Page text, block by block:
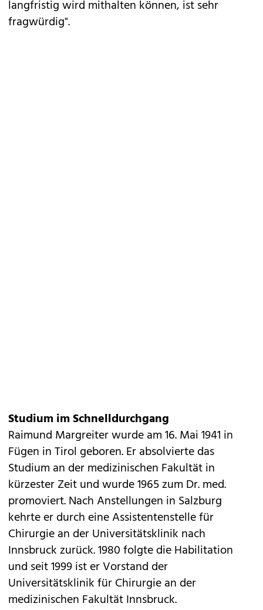
langfristig wird mithalten können, ist sehr
fragwürdig".
Studium im Schnelldurchgang
Raimund Margreiter wurde am 16. Mai 1941 in
Fügen in Tirol geboren. Er absolvierte das
Studium an der medizinischen Fakultät in
kürzester Zeit und wurde 1965 zum Dr. med.
promoviert. Nach Anstellungen in Salzburg
kehrte er durch eine Assistentenstelle für
Chirurgie an der Universitätsklinik nach
Innsbruck zurück. 1980 folgte die Habilitation
und seit 1999 ist er Vorstand der
Universitätsklinik für Chirurgie an der
medizinischen Fakultät Innsbruck.